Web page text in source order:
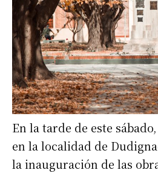
En la tarde de este
en la localidad de
la inauguración de las